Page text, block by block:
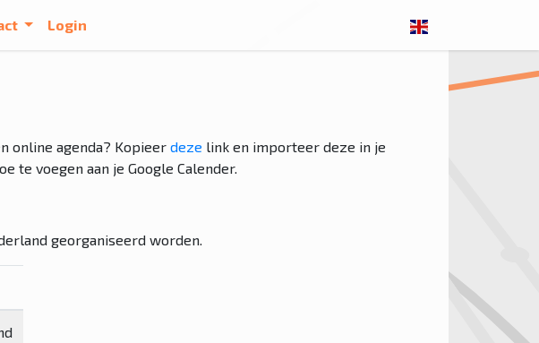
Login
online agenda? Kopieerdeze link en importeer deze in je
te voegen aan je Google Calender.
georganiseerd worden.